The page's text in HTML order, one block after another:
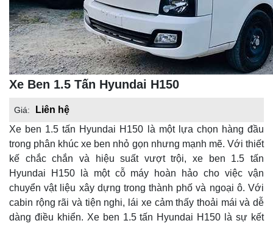
Xe Ben 1.5 Tấn Hyundai H150
Giá:
Liên hệ
Xe ben 1.5 tấn Hyundai H150 là một lựa chọn hàng đầu
trong phân khúc xe ben nhỏ gọn nhưng mạnh mẽ. Với thiết
kế chắc chắn và hiệu suất vượt trội, xe ben 1.5 tấn
Hyundai H150 là một cỗ máy hoàn hảo cho việc vận
chuyển vật liệu xây dựng trong thành phố và ngoại ô. Với
cabin rộng rãi và tiện nghi, lái xe cảm thấy thoải mái và dễ
dàng điều khiển. Xe ben 1.5 tấn Hyundai H150 là sự kết